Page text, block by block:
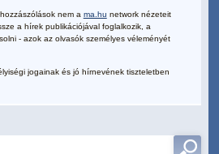
nem a ma.hu network nézeteit
a hírek publikációjával foglalkozik, a
- azok az olvasók személyes véleményét
jogainak és jó hírnevének tiszteletben